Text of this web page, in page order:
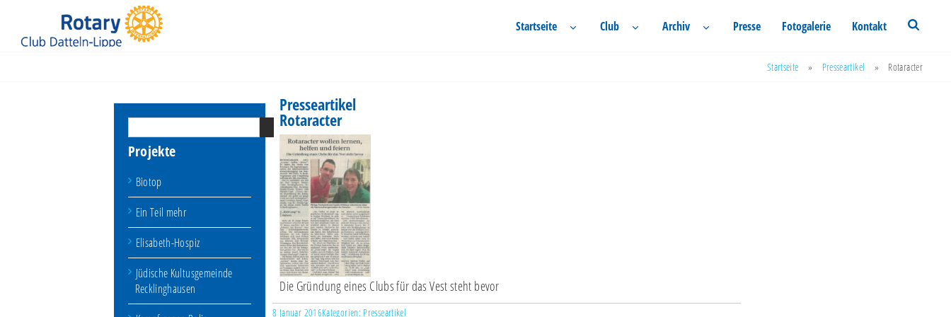
Startseite Club Archiv Presse Fotogalerie Kontakt
Startseite » Presseartikel » Rotaracter
Projekte
Biotop
Ein Teil mehr
Elisabeth-Hospiz
Jüdische Kultusgemeinde
Recklinghausen
Presseartikel
Rotaracter
Die Gründung eines Clubs für das Vest steht bevor
8 Januar 2016Kategorien: Presseartikel